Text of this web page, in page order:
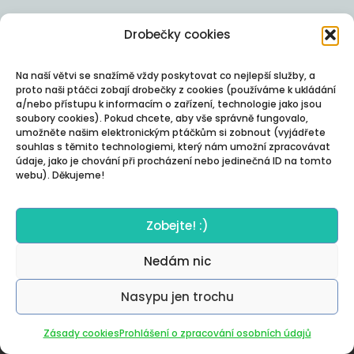
Drobečky cookies
Na naší větvi se snažímě vždy poskytovat co nejlepší služby, a
proto naši ptáčci zobají drobečky z cookies (používáme k ukládání
a/nebo přístupu k informacím o zařízení, technologie jako jsou
soubory cookies). Pokud chcete, aby vše správně fungovalo,
umožněte našim elektronickým ptáčkům si zobnout (vyjádřete
souhlas s těmito technologiemi, který nám umožní zpracovávat
údaje, jako je chování při procházení nebo jedinečná ID na tomto
webu). Děkujeme!
Zobejte! :)
Nedám nic
Nasypu jen trochu
Zásady cookiesProhlášení o zpracování osobních údajů
Autor:Posterity